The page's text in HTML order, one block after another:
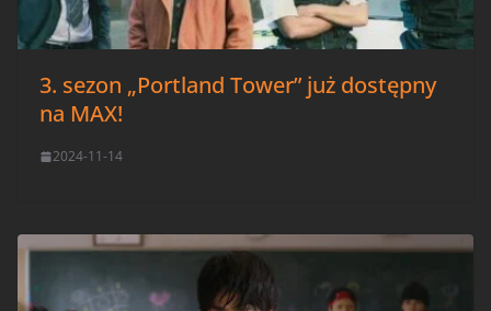
3. sezon „Portland Tower” już dostępny
na MAX!
2024-11-14